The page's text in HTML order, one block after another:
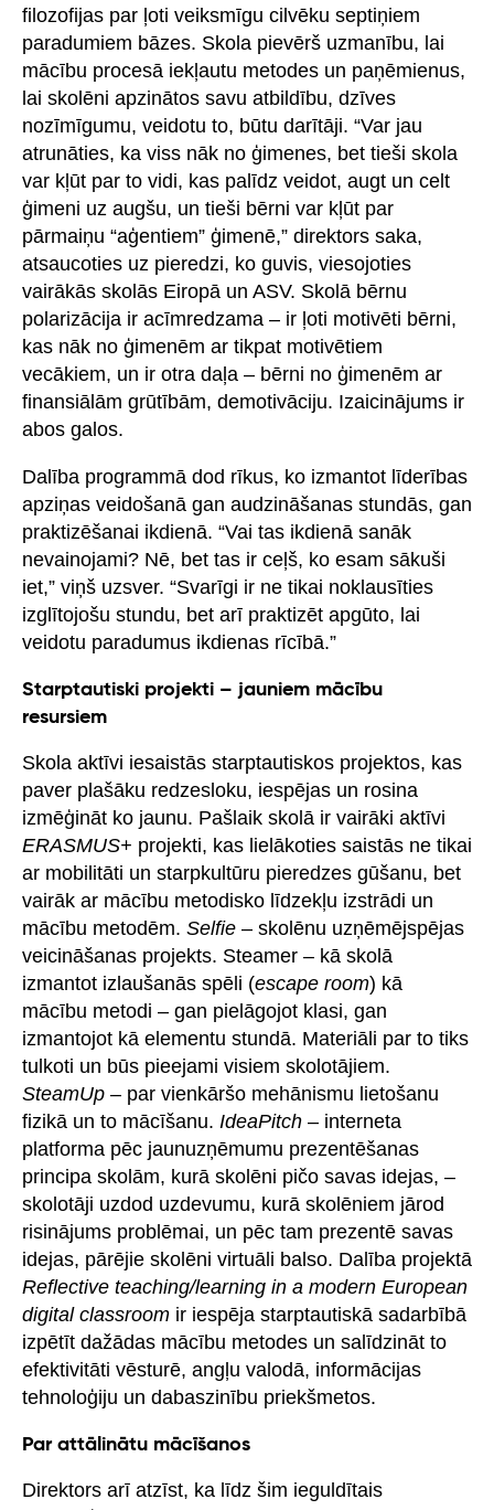
filozofijas par ļoti veiksmīgu cilvēku septiņiem
paradumiem bāzes. Skola pievērš uzmanību, lai
mācību procesā iekļautu metodes un paņēmienus,
lai skolēni apzinātos savu atbildību, dzīves
nozīmīgumu, veidotu to, būtu darītāji. “Var jau
atrunāties, ka viss nāk no ģimenes, bet tieši skola
var kļūt par to vidi, kas palīdz veidot, augt un celt
ģimeni uz augšu, un tieši bērni var kļūt par
pārmaiņu “aģentiem” ģimenē,” direktors saka,
atsaucoties uz pieredzi, ko guvis, viesojoties
vairākās skolās Eiropā un ASV. Skolā bērnu
polarizācija ir acīmredzama – ir ļoti motivēti bērni,
kas nāk no ģimenēm ar tikpat motivētiem
vecākiem, un ir otra daļa – bērni no ģimenēm ar
finansiālām grūtībām, demotivāciju. Izaicinājums ir
abos galos.
Dalība programmā dod rīkus, ko izmantot līderības
apziņas veidošanā gan audzināšanas stundās, gan
praktizēšanai ikdienā. “Vai tas ikdienā sanāk
nevainojami? Nē, bet tas ir ceļš, ko esam sākuši
iet,” viņš uzsver. “Svarīgi ir ne tikai noklausīties
izglītojošu stundu, bet arī praktizēt apgūto, lai
veidotu paradumus ikdienas rīcībā.”
Starptautiski projekti – jauniem mācību
resursiem
Skola aktīvi iesaistās starptautiskos projektos, kas
paver plašāku redzesloku, iespējas un rosina
izmēģināt ko jaunu. Pašlaik skolā ir vairāki aktīvi
ERASMUS+ projekti, kas lielākoties saistās ne tikai
ar mobilitāti un starpkultūru pieredzes gūšanu, bet
vairāk ar mācību metodisko līdzekļu izstrādi un
mācību metodēm. Selfie – skolēnu uzņēmējspējas
veicināšanas projekts. Steamer – kā skolā
izmantot izlaušanās spēli (escape room) kā
mācību metodi – gan pielāgojot klasi, gan
izmantojot kā elementu stundā. Materiāli par to tiks
tulkoti un būs pieejami visiem skolotājiem.
SteamUp – par vienkāršo mehānismu lietošanu
fizikā un to mācīšanu. IdeaPitch – interneta
platforma pēc jaunuzņēmumu prezentēšanas
principa skolām, kurā skolēni pičo savas idejas, –
skolotāji uzdod uzdevumu, kurā skolēniem jārod
risinājums problēmai, un pēc tam prezentē savas
idejas, pārējie skolēni virtuāli balso. Dalība projektā
Reflective teaching/learning in a modern European
digital classroom ir iespēja starptautiskā sadarbībā
izpētīt dažādas mācību metodes un salīdzināt to
efektivitāti vēsturē, angļu valodā, informācijas
tehnoloģiju un dabaszinību priekšmetos.
Par attālinātu mācīšanos
Direktors arī atzīst, ka līdz šim ieguldītais